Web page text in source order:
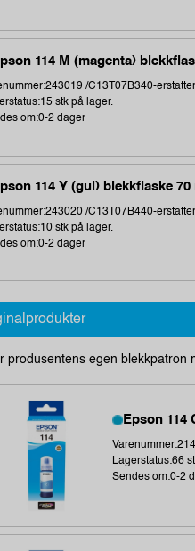
114 M (magenta)
/C13T07B340-erstatter
stk på lager.
om:0-2 dager
114 Y (gul) blekkflaske 70
/C13T07B440-erstatter
stk på lager.
om:0-2 dager
produsentens egen blekkpatron
Epson 114
Lagerstatus:66
Sendes om:0-2